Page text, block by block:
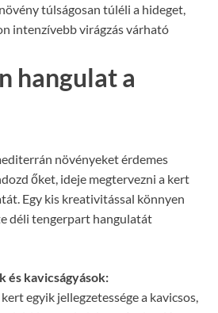
túlságosan túléli a hideget,
intenzívebb virágzás várható
hangulat a
növényeket érdemes
őket, ideje megtervezni a kert
Egy kis kreativitással könnyen
déli tengerpart hangulatát
és kavicságyások:
egyik jellegzetessége a kavicsos,